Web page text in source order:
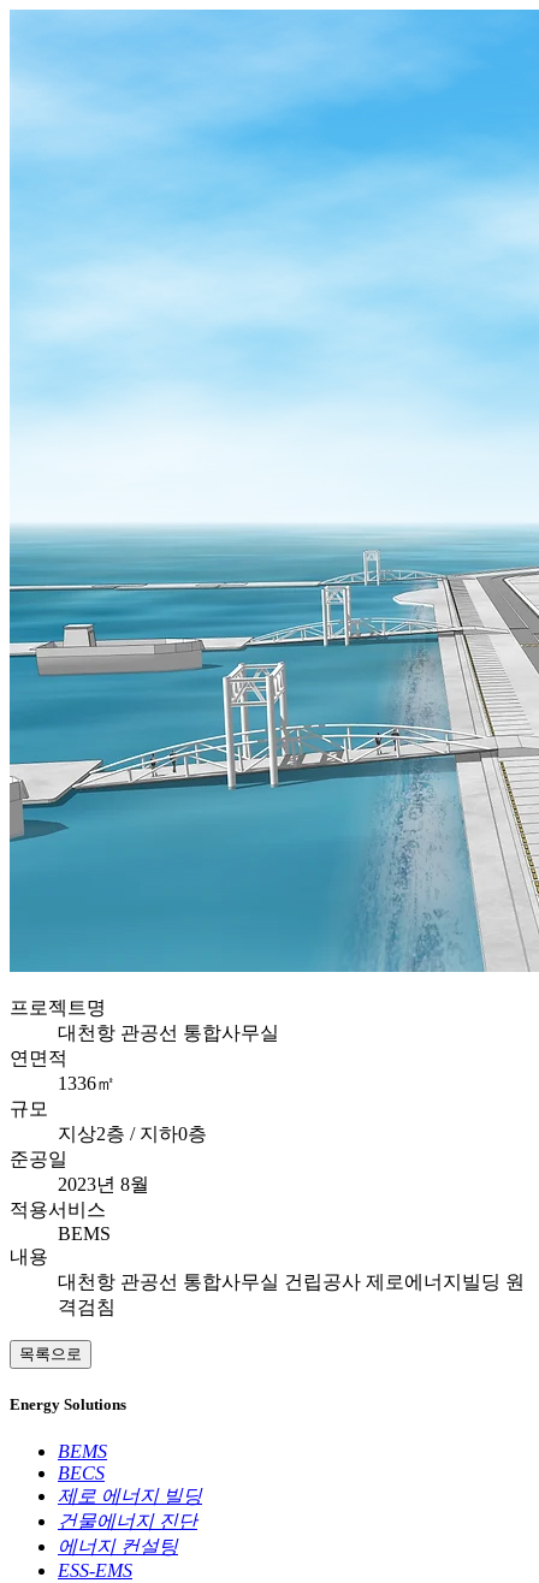
프로젝트명
대천항 관공선 통합사무실
연면적
1336㎡
규모
지상2층 / 지하0층
준공일
2023년 8월
적용서비스
BEMS
내용
대천항 관공선 통합사무실 건립공사 제로에너지빌딩 원
격검침
목록으로
Energy Solutions
BEMS
BECS
제로 에너지 빌딩
건물에너지 진단
에너지 컨설팅
ESS-EMS